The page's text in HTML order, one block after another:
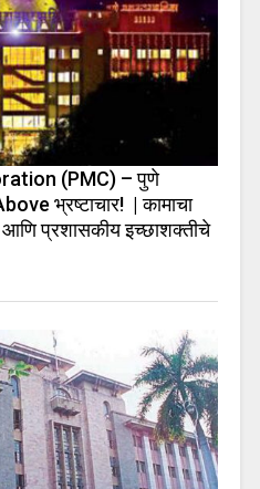
(PMC) – पुणे
भ्रष्टाचार! | कामाचा
प्रशासकीय इच्छाशक्तीचे